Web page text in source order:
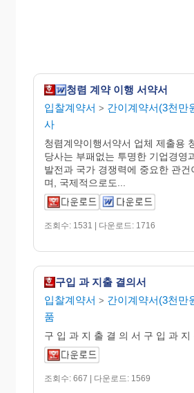
청렴 계약 이행 서약서
입찰계약서 > 간이계약서(3천만
사
청렴계약이행서약서 업체 제출용
당사는 부패없는 투명한 기업경영
발전과 국가 경쟁력에 중요한 관
며, 국제적으로도...
조회수: 1531 | 다운로드: 1716
구입 과 지출 결의서
입찰계약서 > 간이계약서(3천만
품
구 입 과 지 출 결 의 서 구 입 과 지
조회수: 667 | 다운로드: 1569